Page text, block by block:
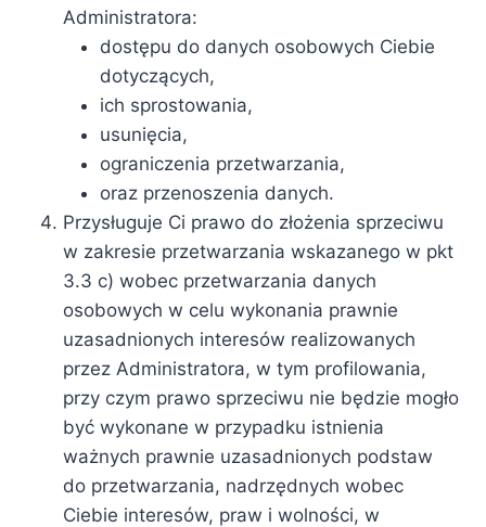
Administratora:
dostępu do danych osobowych Ciebie
dotyczących,
ich sprostowania,
usunięcia,
ograniczenia przetwarzania,
oraz przenoszenia danych.
Przysługuje Ci prawo do złożenia sprzeciwu
w zakresie przetwarzania wskazanego w pkt
3.3 c) wobec przetwarzania danych
osobowych w celu wykonania prawnie
uzasadnionych interesów realizowanych
przez Administratora, w tym profilowania,
przy czym prawo sprzeciwu nie będzie mogło
być wykonane w przypadku istnienia
ważnych prawnie uzasadnionych podstaw
do przetwarzania, nadrzędnych wobec
Ciebie interesów, praw i wolności, w